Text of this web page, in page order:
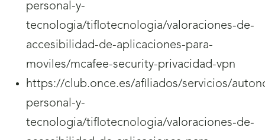
personal-y-
tecnologia/tiflotecnologia/valoraciones-de-
accesibilidad-de-aplicaciones-para-
moviles/mcafee-security-privacidad-vpn
https://club.once.es/afiliados/servicios/
personal-y-
tecnologia/tiflotecnologia/valoraciones-de-